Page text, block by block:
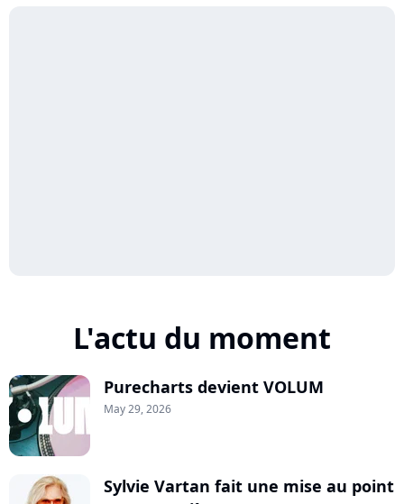
L'actu du moment
Purecharts devient VOLUM
May 29, 2026
Sylvie Vartan fait une mise au point